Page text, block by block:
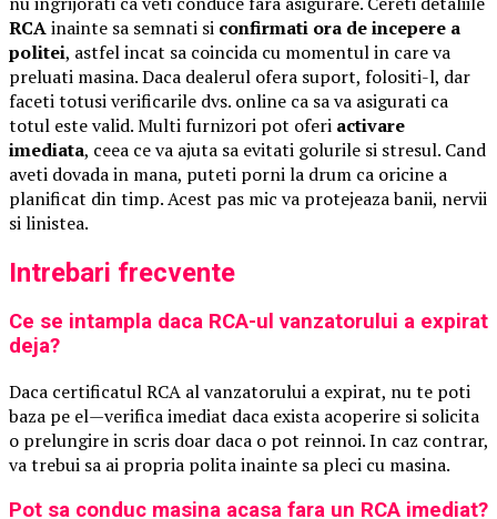
RCAinainte sa semnati si confirmati ora de incepere a
politei, astfel incat sa coincida cu momentul in care va
preluati masina. Daca dealerul ofera suport, folositi-l, dar
faceti totusi verificarile dvs. online ca sa va asigurati ca
totul este valid. Multi furnizori pot oferi activare
imediata, ceea ce va ajuta sa evitati golurile si stresul. Cand
aveti dovada in mana, puteti porni la drum ca oricine a
planificat din timp. Acest pas mic va protejeaza banii, nervii
si linistea.
Intrebari frecvente
Ce se intampla daca RCA-ul vanzatorului a expirat
deja?
Daca certificatul RCA al vanzatorului a expirat, nu te poti
baza pe el—verifica imediat daca exista acoperire si solicita
o prelungire in scris doar daca o pot reinnoi. In caz contrar,
va trebui sa ai propria polita inainte sa pleci cu masina.
Pot sa conduc masina acasa fara un RCA imediat?